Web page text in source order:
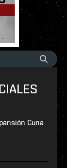
Cuna